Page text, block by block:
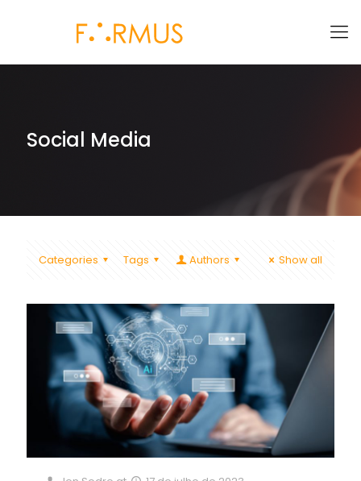
Social Media
Categories Tags Authors Show all